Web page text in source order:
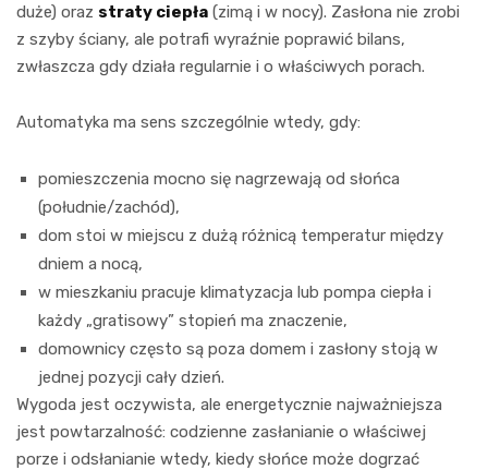
duże) oraz straty ciepła (zimą i w nocy). Zasłona nie zrobi
z szyby ściany, ale potrafi wyraźnie poprawić bilans,
zwłaszcza gdy działa regularnie i o właściwych porach.
Automatyka ma sens szczególnie wtedy, gdy:
pomieszczenia mocno się nagrzewają od słońca
(południe/zachód),
dom stoi w miejscu z dużą różnicą temperatur między
dniem a nocą,
w mieszkaniu pracuje klimatyzacja lub pompa ciepła i
każdy „gratisowy” stopień ma znaczenie,
domownicy często są poza domem i zasłony stoją w
jednej pozycji cały dzień.
Wygoda jest oczywista, ale energetycznie najważniejsza
jest powtarzalność: codzienne zasłanianie o właściwej
porze i odsłanianie wtedy, kiedy słońce może dogrzać